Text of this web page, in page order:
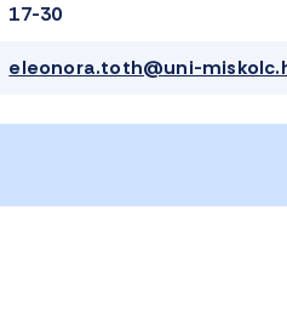
17-30
eleonora.toth@uni-